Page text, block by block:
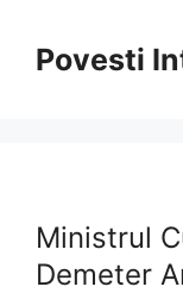
contentPovesti
Ministrul
Demeter